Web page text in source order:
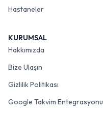
Hastaneler
KURUMSAL
Hakkımızda
Bize Ulaşın
Gizlilik Politikası
Google Takvim Entegrasyonu